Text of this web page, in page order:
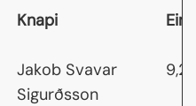
Knapi
Jakob Svavar
Sigurðsson
9,21